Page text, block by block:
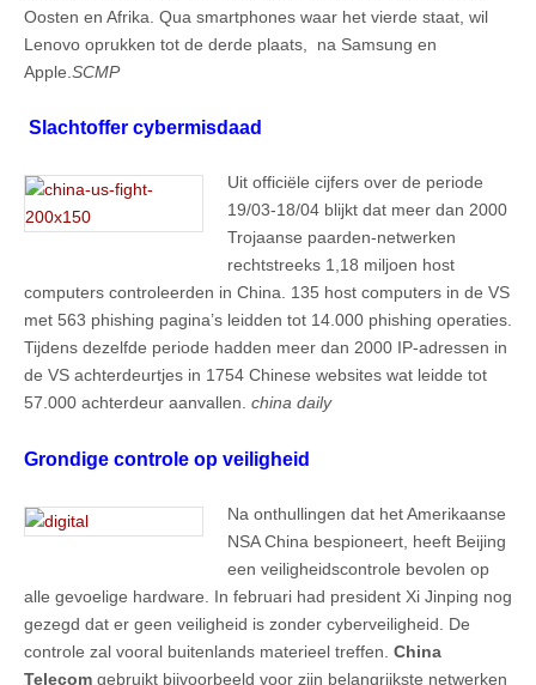
Oosten en Afrika. Qua smartphones waar het vierde staat, wil
Lenovo oprukken tot de derde plaats, na Samsung en
Apple. SCMP
Slachtoffer cybermisdaad
Uit officiële cijfers over de periode
19/03-18/04 blijkt dat meer dan 2000
Trojaanse paarden-netwerken
rechtstreeks 1,18 miljoen host
computers controleerden in China. 135 host computers in de VS
met 563 phishing pagina’s leidden tot 14.000 phishing operaties.
Tijdens dezelfde periode hadden meer dan 2000 IP-adressen in
de VS achterdeurtjes in 1754 Chinese websites wat leidde tot
57.000 achterdeur aanvallen. china daily
Grondige controle op veiligheid
Na onthullingen dat het Amerikaanse
NSA China bespioneert, heeft Beijing
een veiligheidscontrole bevolen op
alle gevoelige hardware. In februari had president Xi Jinping nog
gezegd dat er geen veiligheid is zonder cyberveiligheid. De
controle zal vooral buitenlands materieel treffen. China
Telecom gebruikt bijvoorbeeld voor zijn belangrijkste netwerken